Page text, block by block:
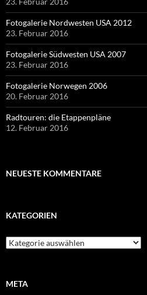
Fotogalerie Nordwesten USA 2012
23. Februar 2016
Fotogalerie Südwesten USA 2007
23. Februar 2016
Fotogalerie Norwegen 2006
20. Februar 2016
Radtouren: die Etappenpläne
12. Februar 2016
NEUESTE KOMMENTARE
KATEGORIEN
Kategorien
META